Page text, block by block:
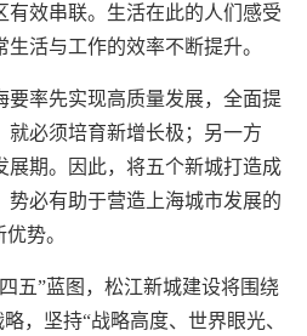
有效串联。生活在此的人们感受
活与工作的效率不断提升。
要率先实现高质量发展，全面提
就必须培育新增长极；另一方
展期。因此，将五个新城打造成
势必有助于营造上海城市发展的
势。
五”蓝图，松江新城建设将围绕
，坚持“战略高度、世界眼光、